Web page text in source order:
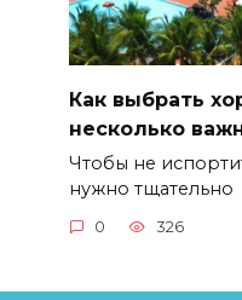
Как выбрать
несколько
Чтобы не
нужно тщательно
0 326